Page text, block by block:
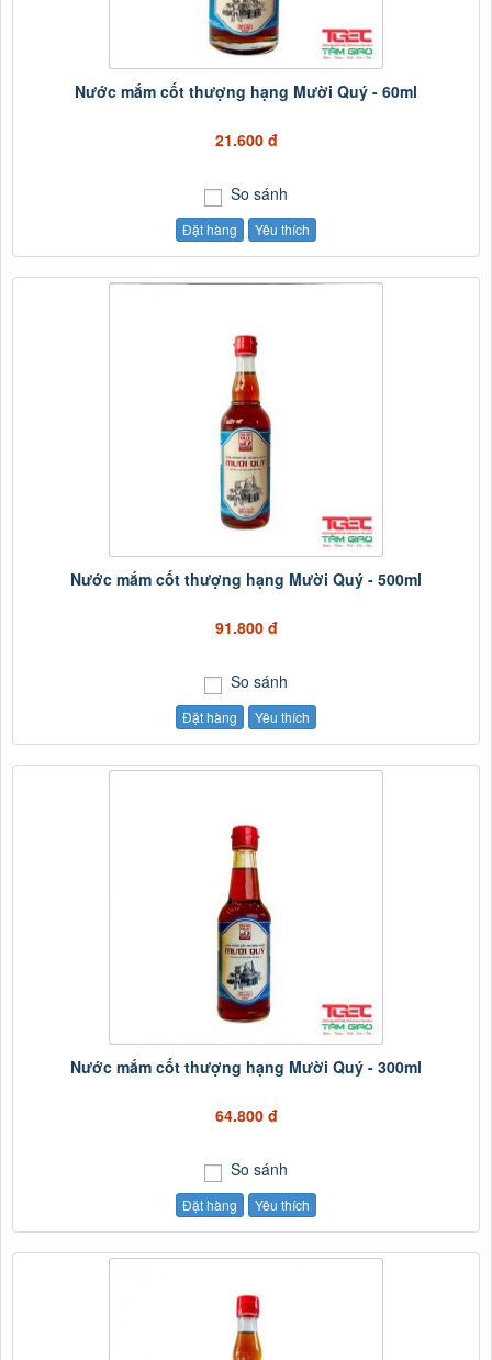
Nước mắm cốt thượng hạng Mười Quý - 60ml
21.600 đ
So sánh
Đặt hàng Yêu thích
Nước mắm cốt thượng hạng Mười Quý - 500ml
91.800 đ
So sánh
Đặt hàng Yêu thích
Nước mắm cốt thượng hạng Mười Quý - 300ml
64.800 đ
So sánh
Đặt hàng Yêu thích